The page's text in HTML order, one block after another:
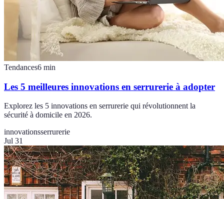
Tendances6 min
Les 5 meilleures innovations en serrurerie à adopter
Explorez les 5 innovations en serrurerie qui révolutionnent la
sécurité à domicile en 2026.
innovationsserrurerie
Jul 31